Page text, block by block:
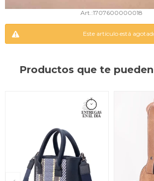
1707600000018
Este artículo está
Productos que te